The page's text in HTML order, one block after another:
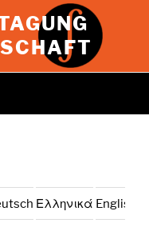
Ελληνικά English